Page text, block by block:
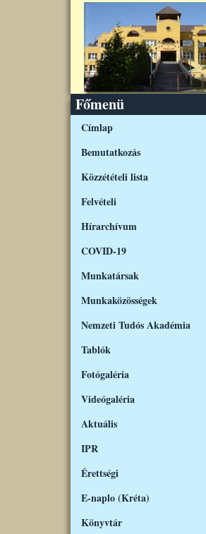
Ugrás a tartalomra
Főmenü
Címlap
Bemutatkozás
Közzétételi lista
Felvételi
Hírarchívum
COVID-19
Munkatársak
Munkaközösségek
Nemzeti Tudós Akadémia
Tablók
Fotógaléria
Videógaléria
Aktuális
IPR
Érettségi
E-naplo (Kréta)
Könyvtár